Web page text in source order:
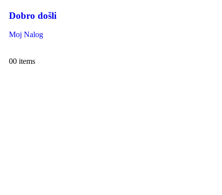
Dobro došli
Moj Nalog
00 items